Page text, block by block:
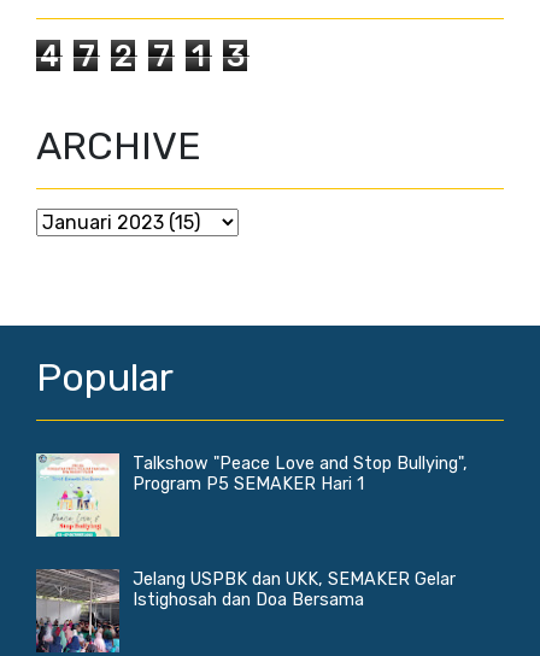
4 7 2 7 1 3
ARCHIVE
Popular
Talkshow "Peace Love and Stop Bullying",
Program P5 SEMAKER Hari 1
Jelang USPBK dan UKK, SEMAKER Gelar
Istighosah dan Doa Bersama